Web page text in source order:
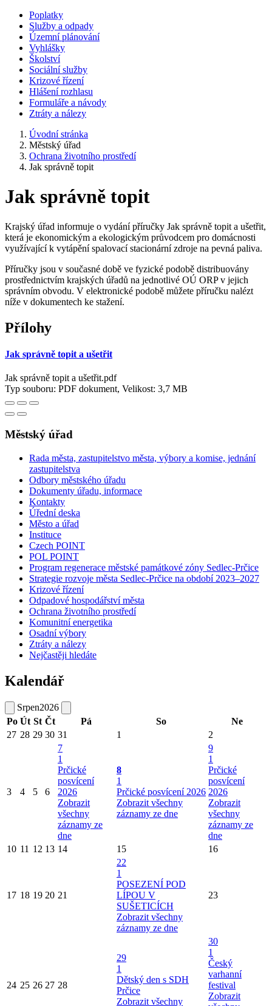
Poplatky
Služby a odpady
Územní plánování
Vyhlášky
Školství
Sociální služby
Krizové řízení
Hlášení rozhlasu
Formuláře a návody
Ztráty a nálezy
Úvodní stránka
Městský úřad
Ochrana životního prostředí
Jak správně topit
Jak správně topit
Krajský úřad informuje o vydání příručky Jak správně topit a ušetřit,
která je ekonomickým a ekologickým průvodcem pro domácnosti
využívající k vytápění spalovací stacionární zdroje na pevná paliva.
Příručky jsou v současné době ve fyzické podobě distribuovány
prostřednictvím krajských úřadů na jednotlivé OÚ ORP v jejich
správním obvodu. V elektronické podobě můžete příručku nalézt
níže v dokumentech ke stažení.
Přílohy
Jak správně topit a ušetřit
Jak správně topit a ušetřit.pdf
Typ souboru: PDF dokument, Velikost: 3,7 MB
Městský úřad
Rada města, zastupitelstvo města, výbory a komise, jednání
zastupitelstva
Odbory městského úřadu
Dokumenty úřadu, informace
Kontakty
Úřední deska
Město a úřad
Instituce
Czech POINT
POL POINT
Program regenerace městské památkové zóny Sedlec-Prčice
Strategie rozvoje města Sedlec-Prčice na období 2023–2027
Krizové řízení
Odpadové hospodářství města
Ochrana životního prostředí
Komunitní energetika
Osadní výbory
Ztráty a nálezy
Nejčastěji hledáte
Kalendář
Srpen2026
Po Út St Čt Pá So
Ne
27 28 29 30 31 1 2
3 4 5 6
7
1
Prčické
posvícení
2026
Zobrazit
všechny
záznamy ze
dne
8
1
Prčické posvícení 2026
Zobrazit všechny
záznamy ze dne
9
1
Prčické
posvícení
2026
Zobrazit
všechny
záznamy ze
dne
10 11 12 13 14 15 16
17 18 19 20 21
22
1
POSEZENÍ POD
LÍPOU V
SUŠETICÍCH
Zobrazit všechny
záznamy ze dne
23
24 25 26 27 28
29
1
Dětský den s SDH
Prčice
Zobrazit všechny
30
1
Český
varhanní
festival
Zobrazit